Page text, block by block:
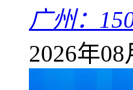
广州：
2026年08